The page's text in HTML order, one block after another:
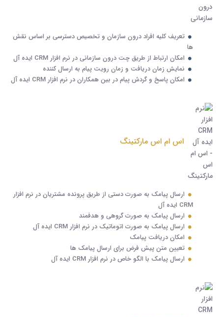
تعریف کلیه افراد درون سازمان و تخصیص دسترسی بر اساس نقش
ها
امکان ارتباط از طریق چت درون سازمانی در نرم افزار CRM ایده آل
نمایش زمان دریافت و زمان رویت پیام به ارسال کننده
امکان پاسخ و گردش پیام در بین همکاران در نرم افزار CRM ایده آل
اس ام اس مارکتینگ
ارسال پیامک به صورت دستی از طریق پرونده مشتریان در نرم افزار
CRM ایده آل
ارسال پیامک به صورت گروهی و هدفمند
ارسال پیامک به صورت اتوماتیک در نرم افزار CRM ایده آل
امکان دریافت پیامک
تعیین متن پیش فرض برای ارسال پیامک ها
ارسال پیامک با الگو خاص در نرم افزار CRM ایده آل